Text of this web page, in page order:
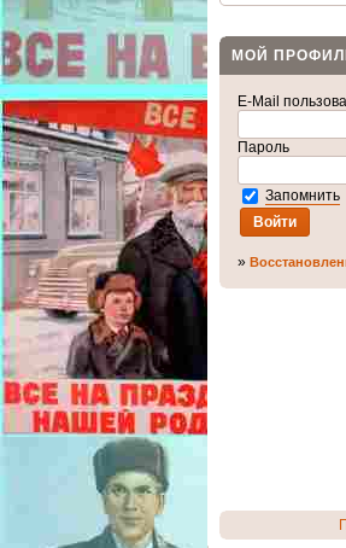
МОЙ
E-Mail
Пароль
Запомнить
»